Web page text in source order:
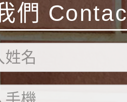
們